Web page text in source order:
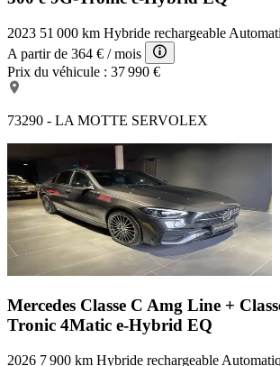
2023 51 000 km Hybride rechargeable
A partir de 364 € / mois
Prix du véhicule : 37 990 €
73290 - LA MOTTE SERVOLEX
Mercedes Classe C Amg Line +
Tronic 4Matic e-Hybrid EQ
2026 7 900 km Hybride rechargeable